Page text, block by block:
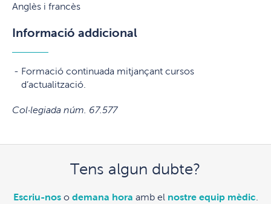
Anglès i francès
Informació addicional
Formació continuada mitjançant cursos
d’actualització.
Col·legiada núm. 67.577
Tens algun dubte?
Escriu-noso demana hora amb el nostre equip mèdic.